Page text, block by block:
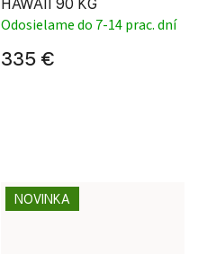
Odosielame do 7-14 prac. dní
335 €
NOVINKA